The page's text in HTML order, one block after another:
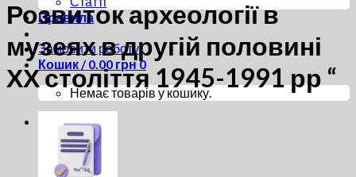
Правила
Замовити роботу
Кошик /0.00 грн0
Немає товарів у кошику.
Кошик
Розвиток археології в
музеях в другій половині
ХХ століття 1945-1991 рр “